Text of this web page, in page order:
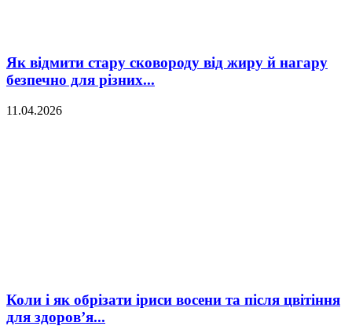
Як відмити стару сковороду від жиру й нагару
безпечно для різних...
11.04.2026
Коли і як обрізати іриси восени та після цвітіння
для здоров’я...